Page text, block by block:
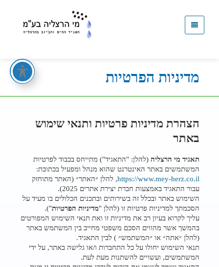
מדיניות הפרטיות
הצהרת מדיניות פרטיות ותנאי שימוש
באתר
תאגיד מי הרצליה (להלן: "התאגיד") מתייחס בכבוד לפרטיות
המשתמשים באתר האינטרנט שהוא מנהל ומפעיל בכתובת:
https://www.mey-herz.co.il, להלן ״האתר״ (האתר מתוחזק
עבור התאגיד באמצעות חברת יצירת אתרים 2025).
השימוש באתר ובכלל זה בשירותים ובתכנים הכלולים בו מעיד על
הסכמתך למדיניות פרטיות זו (להלן "מדיניות הפרטיות").
עליך לקרוא בעיון רב את מדיניות זו ואת תנאי השימוש המפורטים
בהמשך אשר מהווים הסכם משפטי מחייב בין המשתמש באתר
(להלן ״אתה״ או ״המשתמש״ ) לבין התאגיד.
תנאי השימוש יחולו על כל התחברות ו/או גלישה באתר, על ידי
המשתמשים, ועשויים להשתנות מעת לעת.